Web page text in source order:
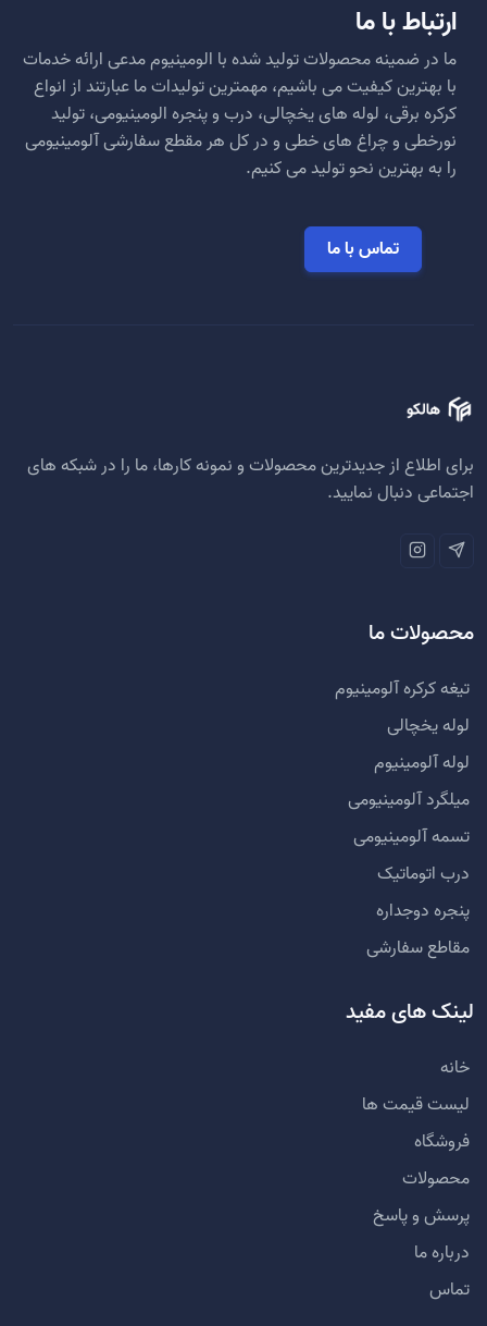
ارتباط با ما
ما در ضمینه محصولات تولید شده با الومینیوم مدعی ارائه خدمات
با بهترین کیفیت می باشیم، مهمترین تولیدات ما عبارتند از انواع
کرکره برقی، لوله های یخچالی، درب و پنجره الومینیومی، تولید
نورخطی و چراغ های خطی و در کل هر مقطع سفارشی آلومینیومی
را به بهترین نحو تولید می کنیم.
تماس با ما
برای اطلاع از جدیدترین محصولات و نمونه کارها، ما را در شبکه های
اجتماعی دنبال نمایید.
محصولات ما
تیغه کرکره آلومینیوم
لوله یخچالی
لوله آلومینیوم
میلگرد آلومینیومی
تسمه آلومینیومی
درب اتوماتیک
پنجره دوجداره
مقاطع سفارشی
لینک های مفید
خانه
لیست قیمت ها
فروشگاه
محصولات
پرسش و پاسخ
درباره ما
تماس